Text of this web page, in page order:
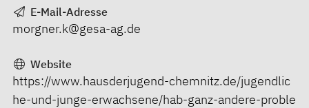
E-Mail-Adresse
morgner.k@gesa-ag.de
Website
https://www.hausderjugend-chemnitz.de/jugendlic
he-und-junge-erwachsene/hab-ganz-andere-proble